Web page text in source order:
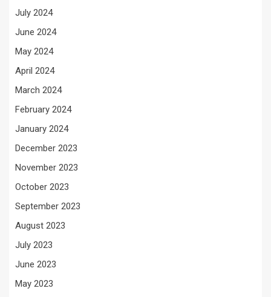
July 2024
June 2024
May 2024
April 2024
March 2024
February 2024
January 2024
December 2023
November 2023
October 2023
September 2023
August 2023
July 2023
June 2023
May 2023